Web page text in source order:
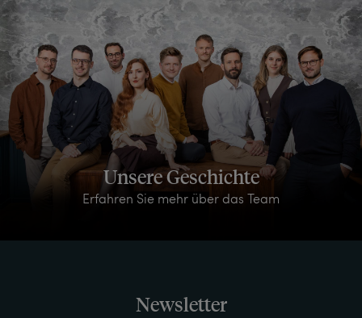
Unsere Geschichte
Erfahren Sie mehr über das Team
Newsletter